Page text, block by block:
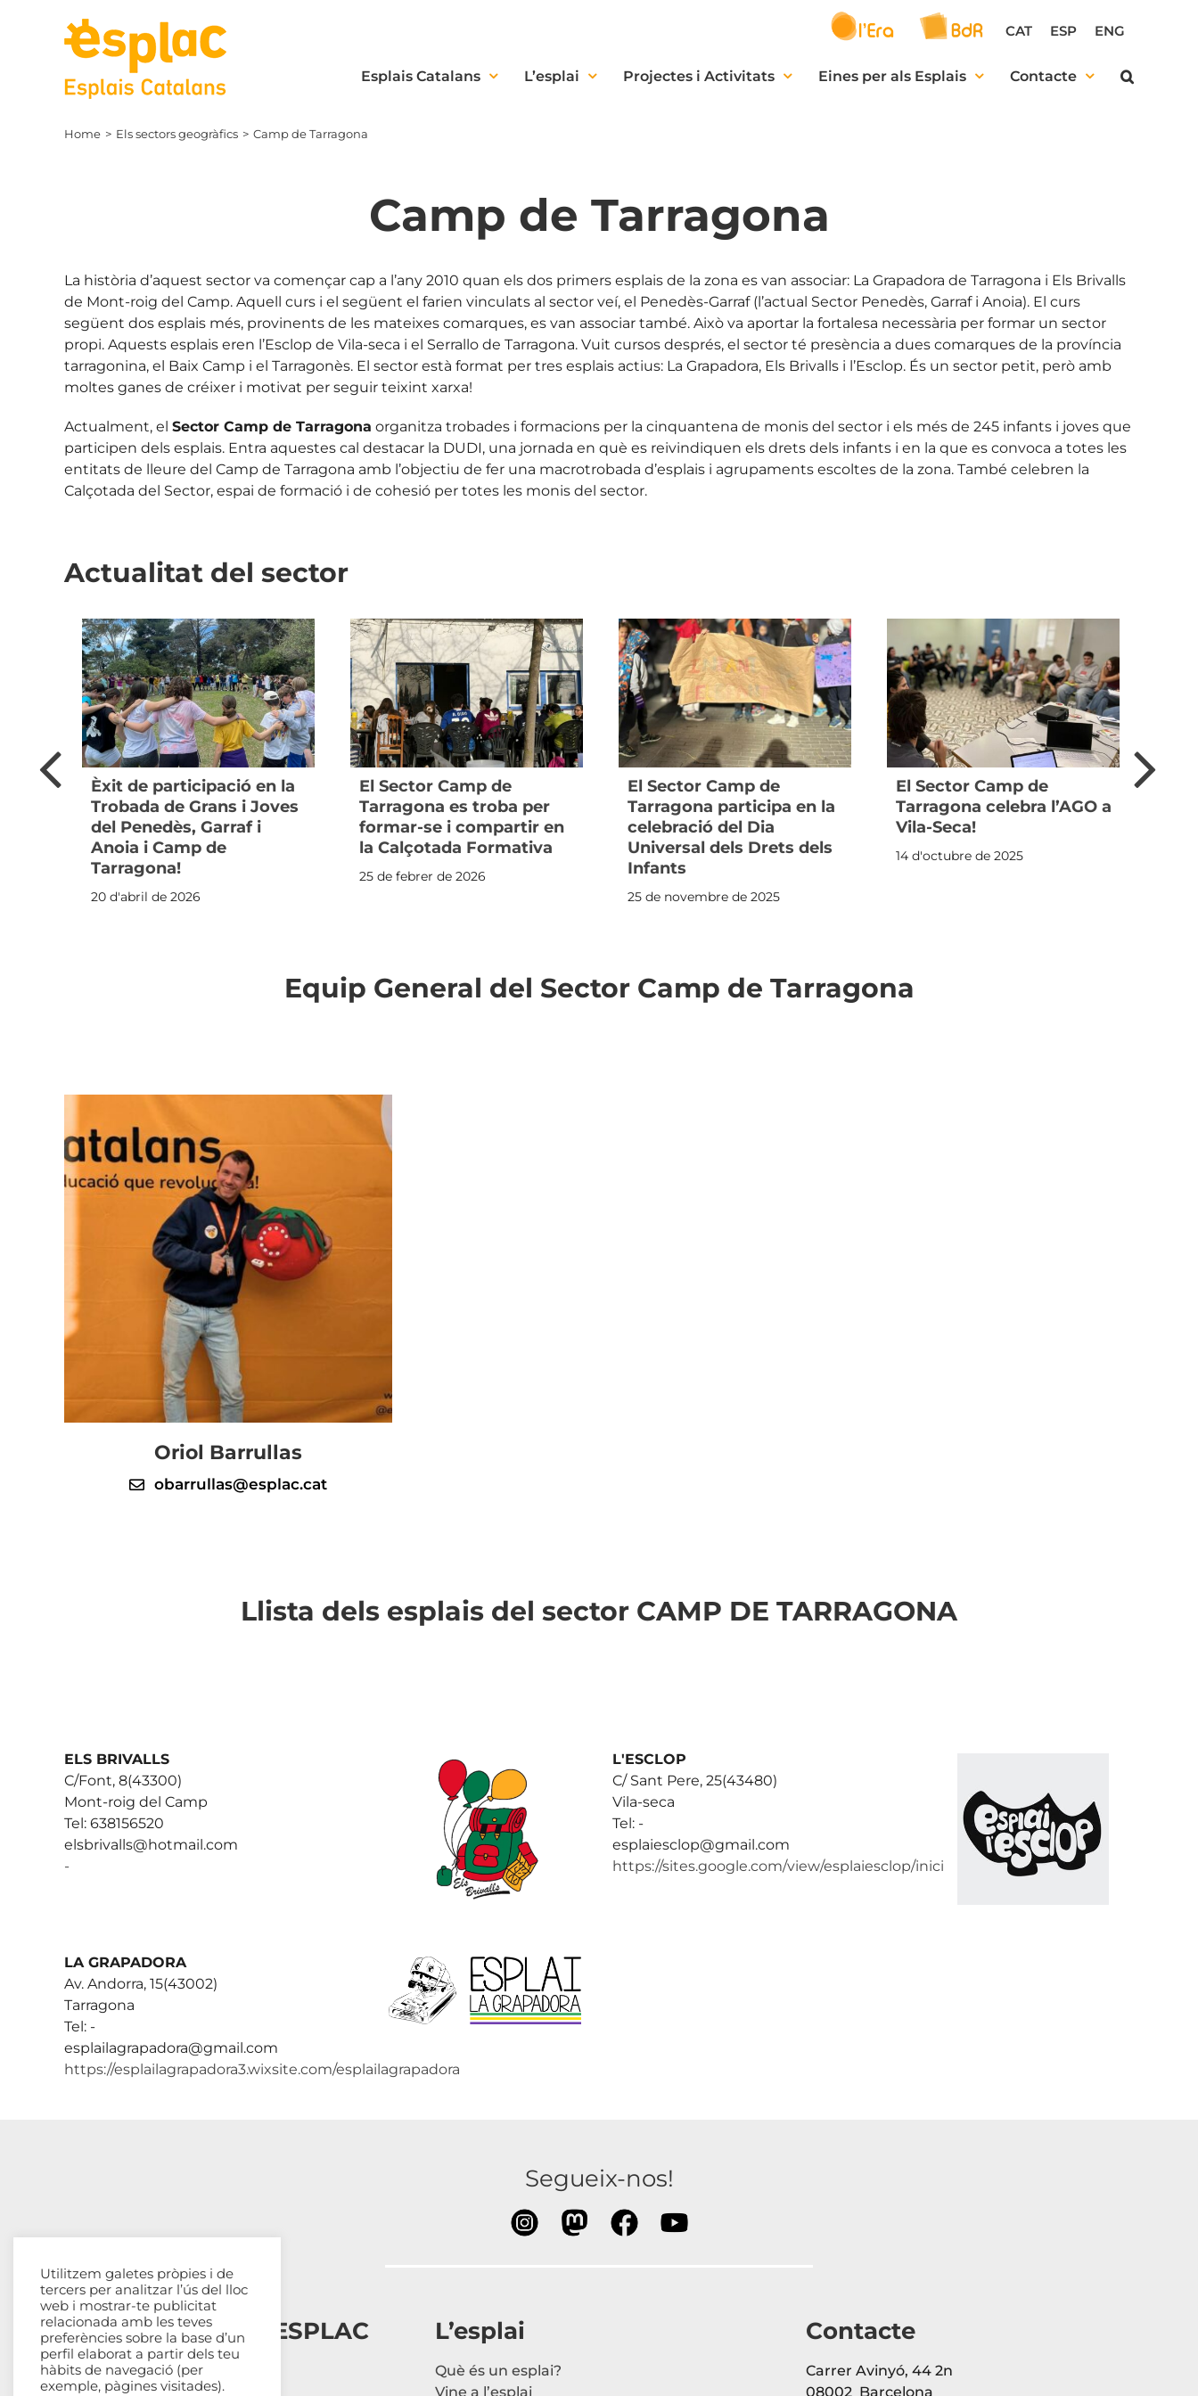
CAT ESP ENG
Esplais Catalans L’esplai Projectes i Activitats Eines per als Esplais Contacte
Home Els sectors geogràfics Camp de Tarragona
Camp de Tarragona
La història d’aquest sector va començar cap a l’any 2010 quan els dos primers esplais de la zona es van associar: La Grapadora de Tarragona i Els Brivalls
de Mont-roig del Camp. Aquell curs i el següent el farien vinculats al sector veí, el Penedès-Garraf (l’actual Sector Penedès, Garraf i Anoia). El curs
següent dos esplais més, provinents de les mateixes comarques, es van associar també. Això va aportar la fortalesa necessària per formar un sector
propi. Aquests esplais eren l’Esclop de Vila-seca i el Serrallo de Tarragona. Vuit cursos després, el sector té presència a dues comarques de la província
tarragonina, el Baix Camp i el Tarragonès. El sector està format per tres esplais actius: La Grapadora, Els Brivalls i l’Esclop. És un sector petit, però amb
moltes ganes de créixer i motivat per seguir teixint xarxa!
Actualment, el Sector Camp de Tarragona organitza trobades i formacions per la cinquantena de monis del sector i els més de 245 infants i joves que
participen dels esplais. Entra aquestes cal destacar la DUDI, una jornada en què es reivindiquen els drets dels infants i en la que es convoca a totes les
entitats de lleure del Camp de Tarragona amb l’objectiu de fer una macrotrobada d’esplais i agrupaments escoltes de la zona. També celebren la
Calçotada del Sector, espai de formació i de cohesió per totes les monis del sector.
Actualitat del sector
Èxit de participació en la
Trobada de Grans i Joves
del Penedès, Garraf i
Anoia i Camp de
Tarragona!
20 d'abril de 2026
El Sector Camp de
Tarragona es troba per
formar-se i compartir en
la Calçotada Formativa
25 de febrer de 2026
El Sector Camp de
Tarragona participa en la
celebració del Dia
Universal dels Drets dels
Infants
25 de novembre de 2025
El Sector Camp de
Tarragona celebra l’AGO a
Vila-Seca!
14 d'octubre de 2025
Equip General del Sector Camp de Tarragona
Oriol Barrullas
obarrullas@esplac.cat
Llista dels esplais del sector CAMP DE TARRAGONA
ELS BRIVALLS
C/Font, 8(43300)
Mont-roig del Camp
Tel: 638156520
elsbrivalls@hotmail.com
-
L'ESCLOP
C/ Sant Pere, 25(43480)
Vila-seca
Tel: -
esplaiesclop@gmail.com
https://sites.google.com/view/esplaiesclop/inici
LA GRAPADORA
Av. Andorra, 15(43002)
Tarragona
Tel: -
esplailagrapadora@gmail.com
https://esplailagrapadora3.wixsite.com/esplailagrapadora
Segueix-nos!
Esplais Catalans, ESPLAC
Qui som
Com ens organitzem
L’esplai
Què és un esplai?
Vine a l’esplai
Contacte
Carrer Avinyó, 44 2n
08002 Barcelona
Utilitzem galetes pròpies i de
tercers per analitzar l’ús del lloc
web i mostrar-te publicitat
relacionada amb les teves
preferències sobre la base d’un
perfil elaborat a partir dels teu
hàbits de navegació (per
exemple, pàgines visitades).